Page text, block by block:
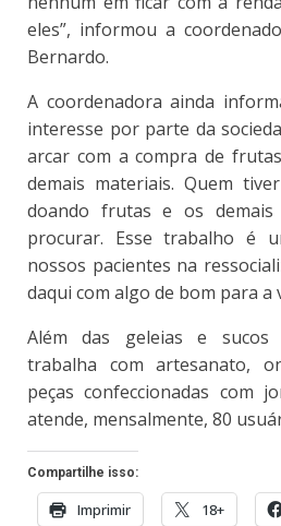
eles”, informou a
Bernardo.
A coordenadora ainda
interesse por parte da
arcar com a compra de
demais materiais. Quem
doando frutas e os demais
procurar. Esse trabalho é
nossos pacientes na
daqui com algo de bom para a
Além das geleias e sucos
trabalha com artesanato,
peças confeccionadas com
atende, mensalmente, 80
Compartilhe isso:
Imprimir 18+